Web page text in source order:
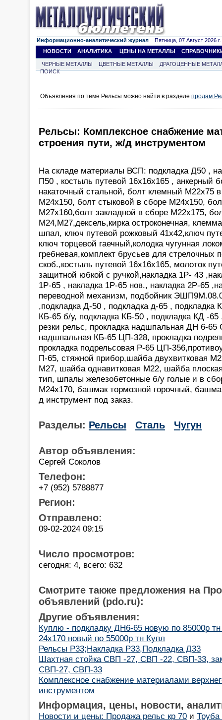
Информационно-аналитический журнал Пятница, 07 Август 2026 г.
НОВОСТИ
АНАЛИТИКА ЦЕНЫ НА МЕТАЛЛЫ
ЧЕРНЫЕ МЕТАЛЛЫ ЦВЕТНЫЕ МЕТАЛЛЫ
ДРАГОЦЕННЫЕ
ПОИСК
Объявления по теме Рельсы можно найти в разделе продам
Рельсы: Комплексное снабжение
строения пути, ж/д инструментом
На складе материалы ВСП: подкладка Д50 ,
П50 , костыль путевой 16х16х165 , анкерный
накаточный стальной, болт клемный М22х75
М24х150, болт стыковой в сборе М24х150,
М27х160,болт закладной в сборе М22х175,
М24,М27,дексель,кирка остроконечная,
шпал, ключ путевой рожковый 41х42,ключ
ключ торцевой гаечный,колодка чугунная
гребневая,комплект брусьев для стрелочных
скоб.,костыль путевой 16х16х165, молоток
защитной юбкой с ручкой,накладка 1Р- 43
1Р-65 , накладка 1Р-65 нов., накладка 2Р-65
переводной механизм, подбойник
,подкладка Д-50 , подкладка д-65 , подкладка
КБ-65 б/у, подкладка КБ-50 , подкладка КД -
резки рельс, прокладка надшпальная ДН 6-65
надшпальная КБ-65 ЦП-328, прокладка
прокладка подрельсовая Р-65 ЦП-
П-65, стяжной прибор,шайба двухвитковая
М27, шайба однавитковая М22, шайба
тип, шпалы железобетонные б/у голые и в
М24х170, башмак тормозной горочный,
д инструмент под заказ.
Разделы: Рельсы Сталь Чугун
Автор объявления:
Сергей Соколов
Телефон:
+7 (952) 5788877
Регион:
Отправлено:
09-02-2024 09:15
Число просмотров:
сегодня: 4, всего: 632
Смотрите также предложения на
объявлений (pdo.ru):
Другие объявления:
Куплю - подкладку ДН6-65 новую по 85000р
24х170 новый по 55000р тн Купл
Рельсы Р33;Накладка Р33,Подкладка Д33
Шахтная стойка СВП -27, СВП -22, СВП-33,
СВП-27, СВП-33
Комплексное снабжение материалами
инструментом
Информация, цены, новости,
Новости и цены: Продажа рельс кр 70 и Труба